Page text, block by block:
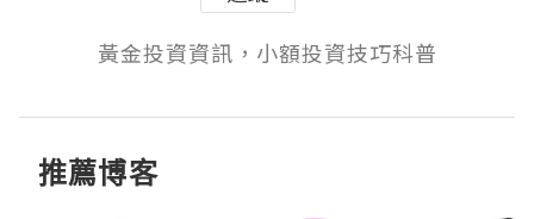
黃金投資資訊，小額投資技巧科普
推薦博客